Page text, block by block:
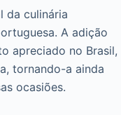
da culinária
A adição
apreciado no Brasil,
tornando-a ainda
ocasiões.